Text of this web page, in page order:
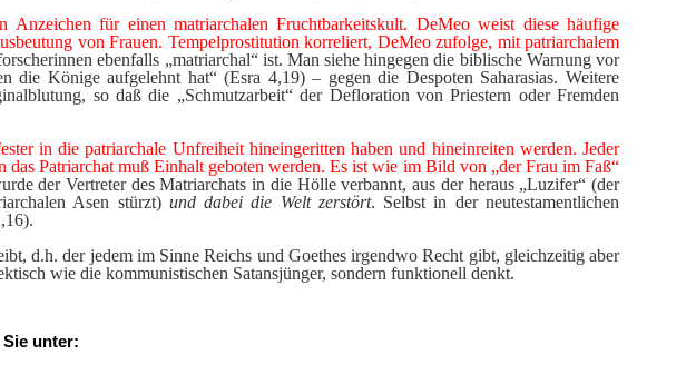
für einen matriarchalen Fruchtbarkeitskult. DeMeo weist diese häufige
von Frauen. Tempelprostitution korreliert, DeMeo zufolge, mit patriarchalem
ebenfalls „matriarchal“ ist. Man siehe hingegen die biblische Warnung vor
Könige aufgelehnt hat“ (Esra 4,19) – gegen die Despoten Saharasias. Weitere
so daß die „Schmutzarbeit“ der Defloration von Priestern oder Fremden
in die patriarchale Unfreiheit hineingeritten haben und hineinreiten werden. Jeder
Patriarchat muß Einhalt geboten werden. Es ist wie im Bild von „der Frau im Faß“
der Vertreter des Matriarchats in die Hölle verbannt, aus der heraus „Luzifer“ (der
Asen stürzt) und dabei die Welt zerstört. Selbst in der neutestamentlichen
d.h. der jedem im Sinne Reichs und Goethes irgendwo Recht gibt, gleichzeitig aber
wie die kommunistischen Satansjünger, sondern funktionell denkt.
unter: